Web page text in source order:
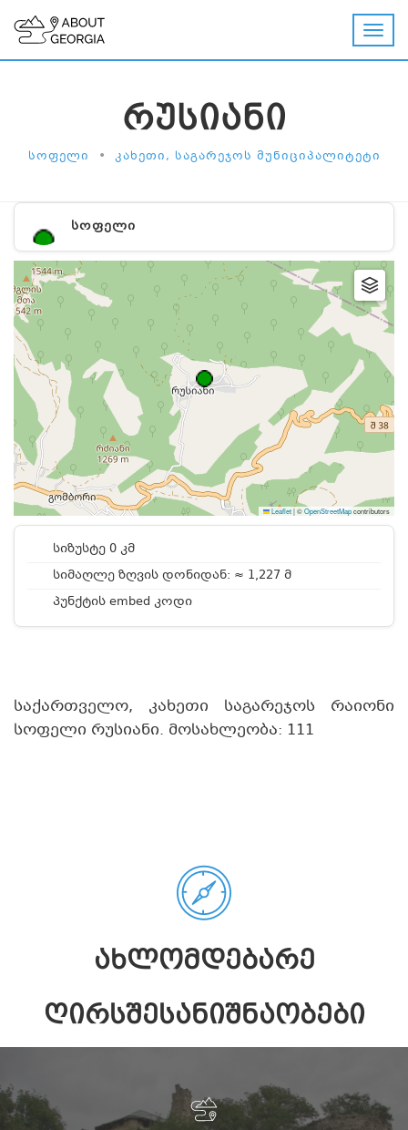
ᲠᲣᲡᲘᲐᲜᲘ
ᲡᲝᲤᲔᲚᲘ • ᲙᲐᲮᲔᲗᲘ, ᲡᲐᲒᲐᲠᲔᲯᲝᲡ ᲛᲣᲜᲘᲪᲘᲞᲐᲚᲘᲢᲔᲢᲘ
ᲡᲝᲤᲔᲚᲘ
Leaflet|©OpenStreetMapcontributors
სიზუსტე 0 კმ
სიმაღლე ზღვის დონიდან: ≈ 1,227 მ
პუნქტის embed კოდი
საქართველო, კახეთი საგარეჯოს რაიონი
სოფელი რუსიანი. მოსახლეობა: 111
ᲐᲮᲚᲝᲛᲓᲔᲑᲐᲠᲔ
ᲦᲘᲠᲡᲨᲔᲡᲐᲜᲘᲨᲜᲐᲝᲑᲔᲑᲘ